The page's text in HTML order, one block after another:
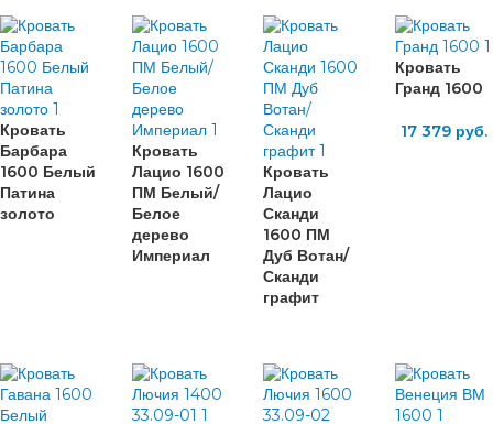
Кровать
Барбара
1600 Белый
Патина
золото
Кровать
Лацио 1600
ПМ Белый/
Белое
дерево
Империал
Кровать
Лацио
Сканди
1600 ПМ
Дуб Вотан/
Сканди
графит
Кровать
Гранд 1600
17 379руб.